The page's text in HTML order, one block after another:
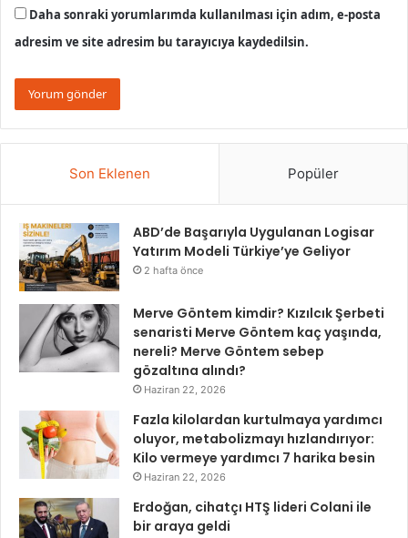
Daha sonraki yorumlarımda kullanılması için adım, e-posta
adresim ve site adresim bu tarayıcıya kaydedilsin.
Son Eklenen Popüler
ABD’de Başarıyla Uygulanan Logisar
Yatırım Modeli Türkiye’ye Geliyor
2 hafta önce
Merve Göntem kimdir? Kızılcık Şerbeti
senaristi Merve Göntem kaç yaşında,
nereli? Merve Göntem sebep
gözaltına alındı?
Haziran 22, 2026
Fazla kilolardan kurtulmaya yardımcı
oluyor, metabolizmayı hızlandırıyor:
Kilo vermeye yardımcı 7 harika besin
Haziran 22, 2026
Erdoğan, cihatçı HTŞ lideri Colani ile
bir araya geldi